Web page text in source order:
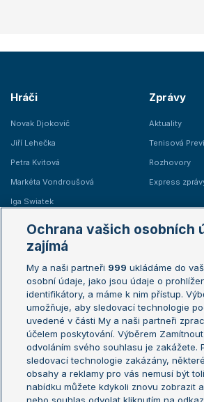
Hráči
Novak Djokovič
Jiří Lehečka
Petra Kvitová
Markéta Vondroušová
Iga Swiatek
Zprávy
Aktuality
Tenisová
Rozhovory
Express
Žebříčky
Žebříček ATP (muži)
Žebříček WTA (ženy)
Sázkařský žebříček
Australian
French Open
Wimbledon
US Open
Turnaj mistrů
Turnaj mistryň
Aktualní trendy
Ochrana vašich osobních
zajímá
My a naši partneři 999 ukládáme do
osobní údaje, jako jsou údaje o
identifikátory, a máme k nim přístup.
umožňuje, aby sledovací technologie
uvedené v části My a naši partneři
účelem poskytování. Výběrem
odvoláním svého souhlasu je zakážete.
sledovací technologie zakázány,
obsahy a reklamy pro vás nemusí být
nabídku můžete kdykoli znovu zobrazit